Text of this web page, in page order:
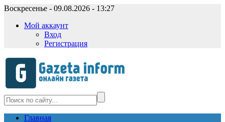
Воскресенье - 09.08.2026 - 13:27
Мой аккаунт
Вход
Регистрация
Главная